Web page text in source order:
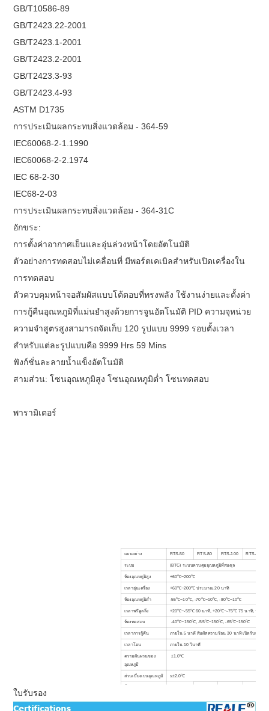
GB/T10586-89
GB/T2423.22-2001
GB/T2423.1-2001
GB/T2423.2-2001
GB/T2423.3-93
GB/T2423.4-93
ASTM D1735
การประเมินผลกระทบสิ่งแวดล้อม - 364-59
IEC60068-2-1.1990
IEC60068-2-2.1974
IEC 68-2-30
IEC68-2-03
การประเมินผลกระทบสิ่งแวดล้อม - 364-31C
อักขระ:
การตั้งค่าอากาศเย็นและอุ่นล่วงหน้าโดยอัตโนมัติ
ตัวอย่างการทดสอบไม่เคลื่อนที่ มีพอร์ตเคเบิลสำหรับเปิดเครื่องใน
การทดสอบ
ตัวควบคุมหน้าจอสัมผัสแบบโต้ตอบที่ทรงพลัง ใช้งานง่ายและตั้งค่า
การกู้คืนอุณหภูมิที่แม่นยำสูงด้วยการจูนอัตโนมัติ PID ความจุหน่วย
ความจำสูตรสูงสามารถจัดเก็บ 120 รูปแบบ 9999 รอบตั้งเวลา
สำหรับแต่ละรูปแบบคือ 9999 Hrs 59 Mins
ฟังก์ชั่นละลายน้ำแข็งอัตโนมัติ
สามส่วน: โซนอุณหภูมิสูง โซนอุณหภูมิต่ำ โซนทดสอบ
พารามิเตอร์
แบบอย่าง RTS-50 RTS-80 RTS-100 RTS-150
ระบบ (BTC) ระบบควบคุมอุณหภูมิที่สมดุล
ห้องอุณหภูมิสูง +60℃~200℃
เวลาอุ่นเครื่อง +60℃~200℃ ประมาณ 20 นาที
ห้องอุณหภูมิต่ำ -55℃~10℃, -70℃~10℃, -80℃~10℃
เวลาพรีคูลลิ่ง +20℃~-55℃ 60 นาที, +20℃~-75℃ 75 นาที,
ห้องทดสอบ -40℃~150℃, -55℃~150℃, -65℃~150℃
เวลาการกู้คืน ภายใน 5 นาที สัมผัสความร้อน 30 นาที เปิดรับแสงน้
เวลาโอน ภายใน 10 วินาที
ความผันผวนของ
อุณหภูมิ
±1.0℃
ส่วนเบี่ยงเบนอุณหภูมิ ≤±2.0℃
เหล็กชุบหรือสแตนเลสสำรอง (SUS304)
ใบรับรอง